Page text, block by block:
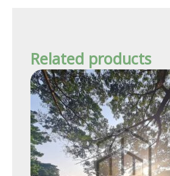
Related products